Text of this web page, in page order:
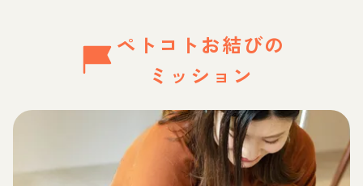
ペトコトお結びの
ミッション